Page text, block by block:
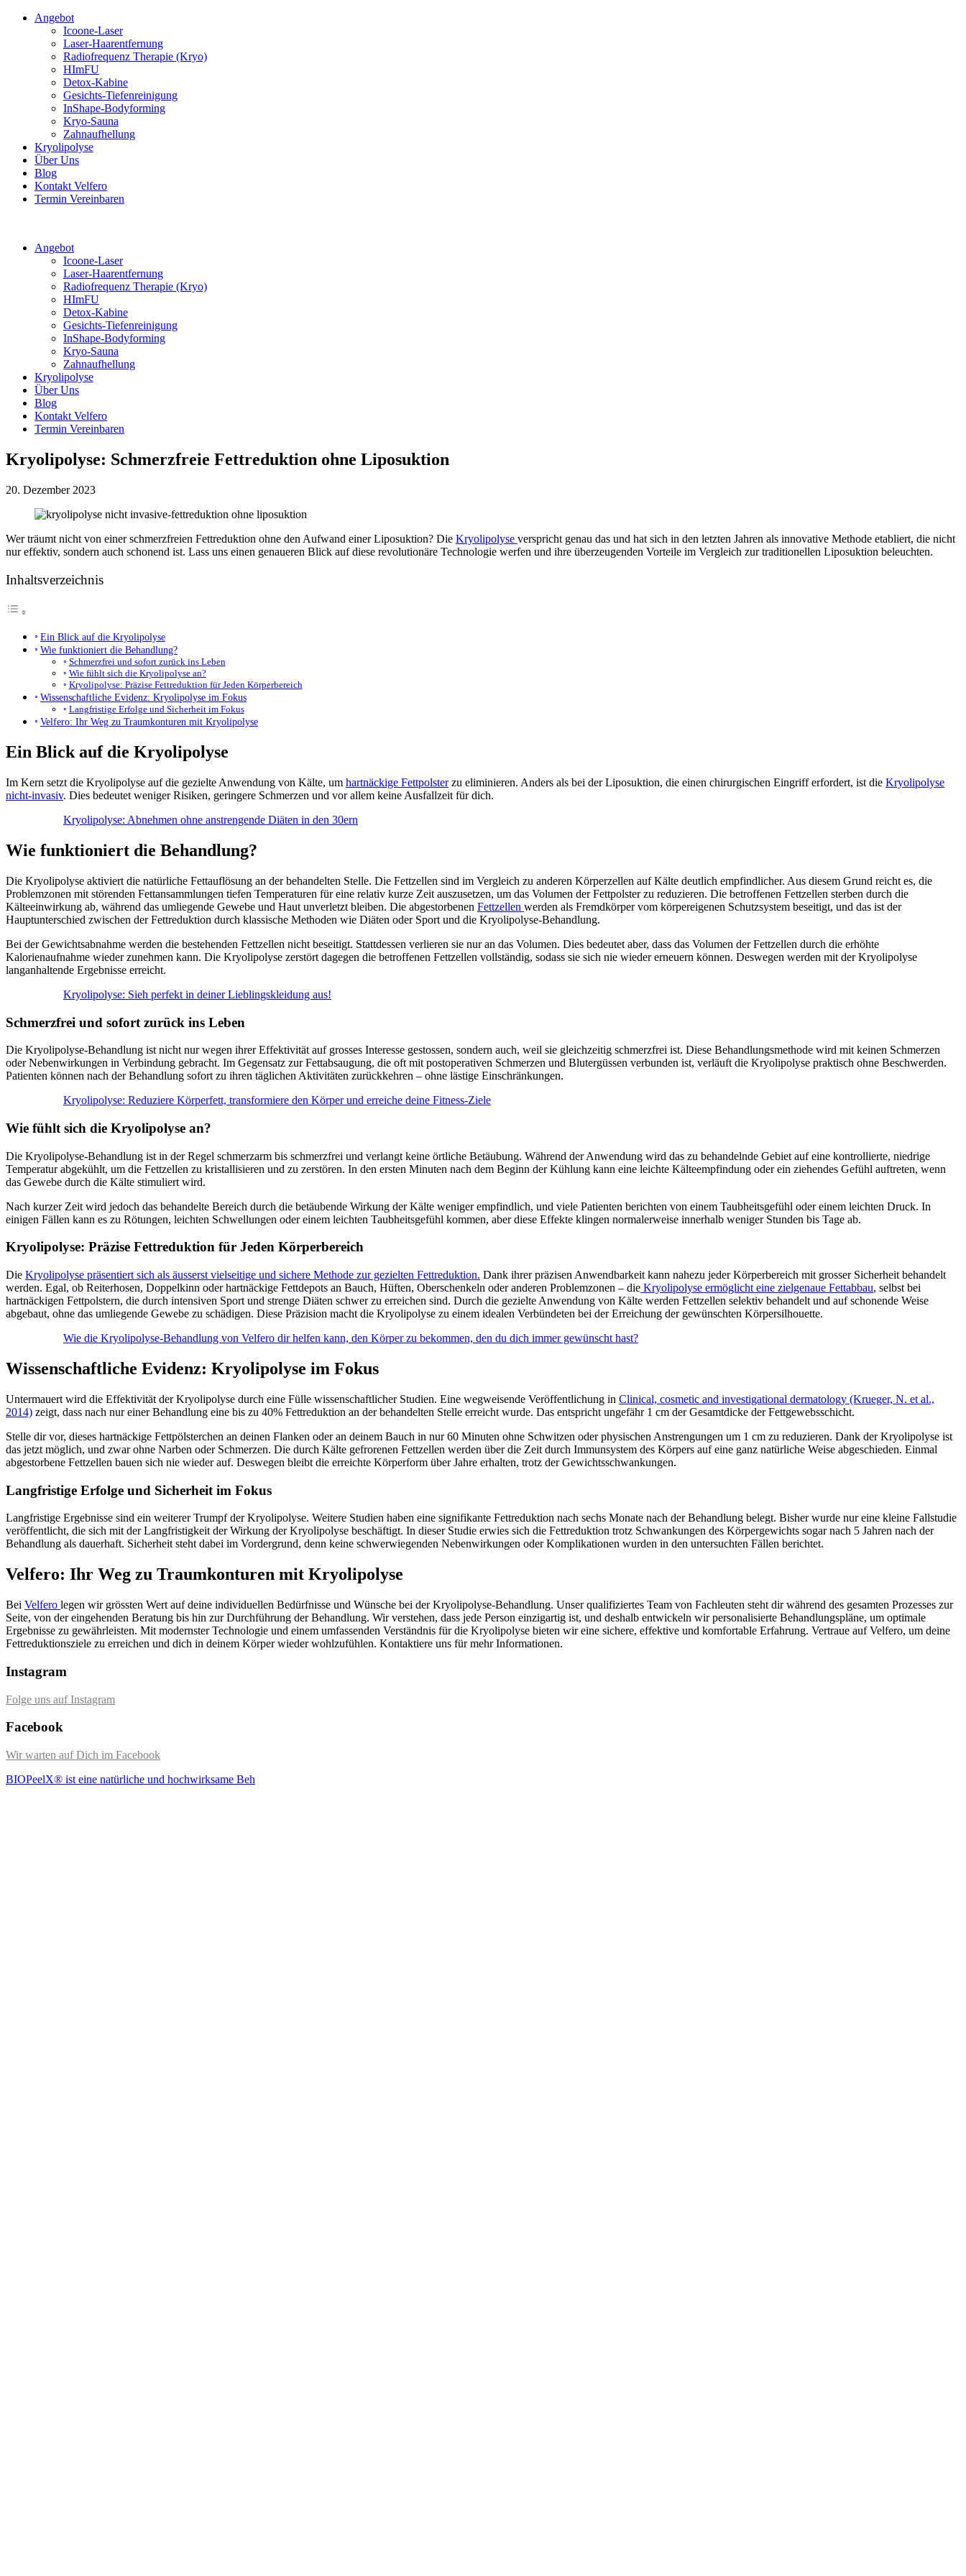
Angebot
Icoone-Laser
Laser-Haarentfernung
Radiofrequenz Therapie (Kryo)
HImFU
Detox-Kabine
Gesichts-Tiefenreinigung
InShape-Bodyforming
Kryo-Sauna
Zahnaufhellung
Kryolipolyse
Über Uns
Blog
Kontakt Velfero
Termin Vereinbaren
Angebot
Icoone-Laser
Laser-Haarentfernung
Radiofrequenz Therapie (Kryo)
HImFU
Detox-Kabine
Gesichts-Tiefenreinigung
InShape-Bodyforming
Kryo-Sauna
Zahnaufhellung
Kryolipolyse
Über Uns
Blog
Kontakt Velfero
Termin Vereinbaren
Kryolipolyse: Schmerzfreie Fettreduktion ohne Liposuktion
20. Dezember 2023
Wer träumt nicht von einer schmerzfreien Fettreduktion ohne den Aufwand einer Liposuktion? Die Kryolipolyse verspricht genau das und hat sich in den letzten Jahren als innovative Methode etabliert, die nicht
nur effektiv, sondern auch schonend ist. Lass uns einen genaueren Blick auf diese revolutionäre Technologie werfen und ihre überzeugenden Vorteile im Vergleich zur traditionellen Liposuktion beleuchten.
Inhaltsverzeichnis
Ein Blick auf die Kryolipolyse
Wie funktioniert die Behandlung?
Schmerzfrei und sofort zurück ins Leben
Wie fühlt sich die Kryolipolyse an?
Kryolipolyse: Präzise Fettreduktion für Jeden Körperbereich
Wissenschaftliche Evidenz: Kryolipolyse im Fokus
Langfristige Erfolge und Sicherheit im Fokus
Velfero: Ihr Weg zu Traumkonturen mit Kryolipolyse
Ein Blick auf die Kryolipolyse
Im Kern setzt die Kryolipolyse auf die gezielte Anwendung von Kälte, um hartnäckige Fettpolsterzu eliminieren. Anders als bei der Liposuktion, die einen chirurgischen Eingriff erfordert, ist die Kryolipolyse
nicht-invasiv. Dies bedeutet weniger Risiken, geringere Schmerzen und vor allem keine Ausfallzeit für dich.
Kryolipolyse: Abnehmen ohne anstrengende Diäten in den 30ern
Wie funktioniert die Behandlung?
Die Kryolipolyse aktiviert die natürliche Fettauflösung an der behandelten Stelle. Die Fettzellen sind im Vergleich zu anderen Körperzellen auf Kälte deutlich empfindlicher. Aus diesem Grund reicht es, die
Problemzonen mit störenden Fettansammlungen tiefen Temperaturen für eine relativ kurze Zeit auszusetzen, um das Volumen der Fettpolster zu reduzieren. Die betroffenen Fettzellen sterben durch die
Kälteeinwirkung ab, während das umliegende Gewebe und Haut unverletzt bleiben. Die abgestorbenen Fettzellen werden als Fremdkörper vom körpereigenen Schutzsystem beseitigt, und das ist der
Hauptunterschied zwischen der Fettreduktion durch klassische Methoden wie Diäten oder Sport und die Kryolipolyse-Behandlung.
Bei der Gewichtsabnahme werden die bestehenden Fettzellen nicht beseitigt. Stattdessen verlieren sie nur an das Volumen. Dies bedeutet aber, dass das Volumen der Fettzellen durch die erhöhte
Kalorienaufnahme wieder zunehmen kann. Die Kryolipolyse zerstört dagegen die betroffenen Fettzellen vollständig, sodass sie sich nie wieder erneuern können. Deswegen werden mit der Kryolipolyse
langanhaltende Ergebnisse erreicht.
Kryolipolyse: Sieh perfekt in deiner Lieblingskleidung aus!
Schmerzfrei und sofort zurück ins Leben
Die Kryolipolyse-Behandlung ist nicht nur wegen ihrer Effektivität auf grosses Interesse gestossen, sondern auch, weil sie gleichzeitig schmerzfrei ist. Diese Behandlungsmethode wird mit keinen Schmerzen
oder Nebenwirkungen in Verbindung gebracht. Im Gegensatz zur Fettabsaugung, die oft mit postoperativen Schmerzen und Blutergüssen verbunden ist, verläuft die Kryolipolyse praktisch ohne Beschwerden.
Patienten können nach der Behandlung sofort zu ihren täglichen Aktivitäten zurückkehren – ohne lästige Einschränkungen.
Kryolipolyse: Reduziere Körperfett, transformiere den Körper und erreiche deine Fitness-Ziele
Wie fühlt sich die Kryolipolyse an?
Die Kryolipolyse-Behandlung ist in der Regel schmerzarm bis schmerzfrei und verlangt keine örtliche Betäubung. Während der Anwendung wird das zu behandelnde Gebiet auf eine kontrollierte, niedrige
Temperatur abgekühlt, um die Fettzellen zu kristallisieren und zu zerstören. In den ersten Minuten nach dem Beginn der Kühlung kann eine leichte Kälteempfindung oder ein ziehendes Gefühl auftreten, wenn
das Gewebe durch die Kälte stimuliert wird.
Nach kurzer Zeit wird jedoch das behandelte Bereich durch die betäubende Wirkung der Kälte weniger empfindlich, und viele Patienten berichten von einem Taubheitsgefühl oder einem leichten Druck. In
einigen Fällen kann es zu Rötungen, leichten Schwellungen oder einem leichten Taubheitsgefühl kommen, aber diese Effekte klingen normalerweise innerhalb weniger Stunden bis Tage ab.
Kryolipolyse: Präzise Fettreduktion für Jeden Körperbereich
Die Kryolipolyse präsentiert sich als äusserst vielseitige und sichere Methode zur gezielten Fettreduktion. Dank ihrer präzisen Anwendbarkeit kann nahezu jeder Körperbereich mit grosser Sicherheit behandelt
werden. Egal, ob Reiterhosen, Doppelkinn oder hartnäckige Fettdepots an Bauch, Hüften, Oberschenkeln oder anderen Problemzonen – die Kryolipolyse ermöglicht eine zielgenaue Fettabbau, selbst bei
hartnäckigen Fettpolstern, die durch intensiven Sport und strenge Diäten schwer zu erreichen sind. Durch die gezielte Anwendung von Kälte werden Fettzellen selektiv behandelt und auf schonende Weise
abgebaut, ohne das umliegende Gewebe zu schädigen. Diese Präzision macht die Kryolipolyse zu einem idealen Verbündeten bei der Erreichung der gewünschten Körpersilhouette.
Wie die Kryolipolyse-Behandlung von Velfero dir helfen kann, den Körper zu bekommen, den du dich immer gewünscht hast?
Wissenschaftliche Evidenz: Kryolipolyse im Fokus
Untermauert wird die Effektivität der Kryolipolyse durch eine Fülle wissenschaftlicher Studien. Eine wegweisende Veröffentlichung in Clinical, cosmetic and investigational dermatology (Krueger, N. et al.,
2014) zeigt, dass nach nur einer Behandlung eine bis zu 40% Fettreduktion an der behandelten Stelle erreicht wurde. Das entspricht ungefähr 1 cm der Gesamtdicke der Fettgewebsschicht.
Stelle dir vor, dieses hartnäckige Fettpölsterchen an deinen Flanken oder an deinem Bauch in nur 60 Minuten ohne Schwitzen oder physischen Anstrengungen um 1 cm zu reduzieren. Dank der Kryolipolyse ist
das jetzt möglich, und zwar ohne Narben oder Schmerzen. Die durch Kälte gefrorenen Fettzellen werden über die Zeit durch Immunsystem des Körpers auf eine ganz natürliche Weise abgeschieden. Einmal
abgestorbene Fettzellen bauen sich nie wieder auf. Deswegen bleibt die erreichte Körperform über Jahre erhalten, trotz der Gewichtsschwankungen.
Langfristige Erfolge und Sicherheit im Fokus
Langfristige Ergebnisse sind ein weiterer Trumpf der Kryolipolyse. Weitere Studien haben eine signifikante Fettreduktion nach sechs Monate nach der Behandlung belegt. Bisher wurde nur eine kleine Fallstudie
veröffentlicht, die sich mit der Langfristigkeit der Wirkung der Kryolipolyse beschäftigt. In dieser Studie erwies sich die Fettreduktion trotz Schwankungen des Körpergewichts sogar nach 5 Jahren nach der
Behandlung als dauerhaft. Sicherheit steht dabei im Vordergrund, denn keine schwerwiegenden Nebenwirkungen oder Komplikationen wurden in den untersuchten Fällen berichtet.
Velfero: Ihr Weg zu Traumkonturen mit Kryolipolyse
Bei Velfero legen wir grössten Wert auf deine individuellen Bedürfnisse und Wünsche bei der Kryolipolyse-Behandlung. Unser qualifiziertes Team von Fachleuten steht dir während des gesamten Prozesses zur
Seite, von der eingehenden Beratung bis hin zur Durchführung der Behandlung. Wir verstehen, dass jede Person einzigartig ist, und deshalb entwickeln wir personalisierte Behandlungspläne, um optimale
Ergebnisse zu gewährleisten. Mit modernster Technologie und einem umfassenden Verständnis für die Kryolipolyse bieten wir eine sichere, effektive und komfortable Erfahrung. Vertraue auf Velfero, um deine
Fettreduktionsziele zu erreichen und dich in deinem Körper wieder wohlzufühlen. Kontaktiere uns für mehr Informationen.
Instagram
Folge uns auf Instagram
Facebook
Wir warten auf Dich im Facebook
BIOPeelX® ist eine natürliche und hochwirksame Beh